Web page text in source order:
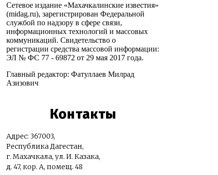
Сетевое издание «Махачкалинские известия»
(midag.ru), зарегистрирован Федеральной
службой по надзору в сфере связи,
информационных технологий и массовых
коммуникаций. Свидетельство о
регистрации средства массовой информации:
ЭЛ № ФС 77 - 69872 от 29 мая 2017 года.
Главный редактор: Фатуллаев Милрад
Азизович
Контакты
Адрес: 367003,
Республика Дагестан,
г. Махачкала, ул. И. Казака,
д. 47, кор. А, помещ. 48